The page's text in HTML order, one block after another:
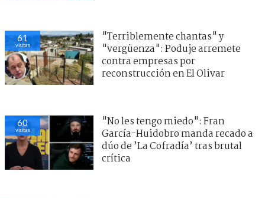
61
visitas
"Terriblemente chantas" y
"vergüenza": Poduje arremete
contra empresas por
reconstrucción en El Olivar
60
visitas
"No les tengo miedo": Fran
García-Huidobro manda recado a
dúo de ’La Cofradía’ tras brutal
crítica